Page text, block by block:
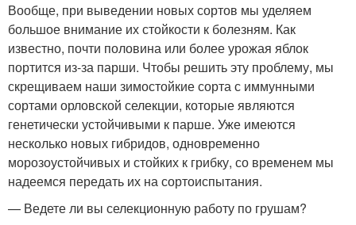
Вообще, при выведении новых сортов мы уделяем
большое внимание их стойкости к болезням. Как
известно, почти половина или более урожая яблок
портится из-за парши. Чтобы решить эту проблему, мы
скрещиваем наши зимостойкие сорта с иммунными
сортами орловской селекции, которые являются
генетически устойчивыми к парше. Уже имеются
несколько новых гибридов, одновременно
морозоустойчивых и стойких к грибку, со временем мы
надеемся передать их на сортоиспытания.
— Ведете ли вы селекционную работу по грушам?